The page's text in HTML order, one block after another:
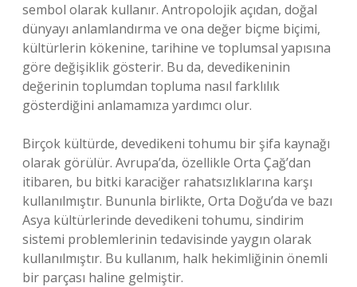
sembol olarak kullanır. Antropolojik açıdan, doğal
dünyayı anlamlandırma ve ona değer biçme biçimi,
kültürlerin kökenine, tarihine ve toplumsal yapısına
göre değişiklik gösterir. Bu da, devedikeninin
değerinin toplumdan topluma nasıl farklılık
gösterdiğini anlamamıza yardımcı olur.
Birçok kültürde, devedikeni tohumu bir şifa kaynağı
olarak görülür. Avrupa’da, özellikle Orta Çağ’dan
itibaren, bu bitki karaciğer rahatsızlıklarına karşı
kullanılmıştır. Bununla birlikte, Orta Doğu’da ve bazı
Asya kültürlerinde devedikeni tohumu, sindirim
sistemi problemlerinin tedavisinde yaygın olarak
kullanılmıştır. Bu kullanım, halk hekimliğinin önemli
bir parçası haline gelmiştir.